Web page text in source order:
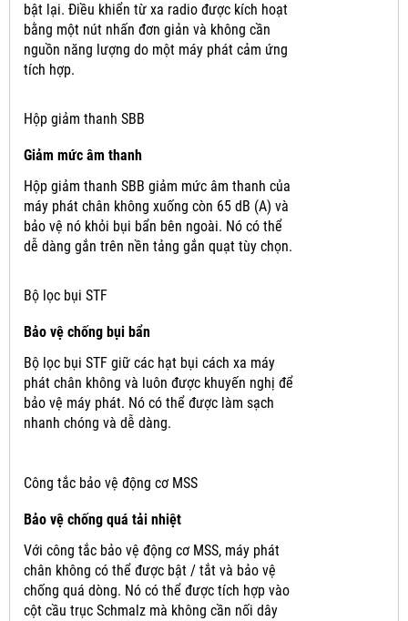
bật lại. Điều khiển từ xa radio được kích hoạt
bằng một nút nhấn đơn giản và không cần
nguồn năng lượng do một máy phát cảm ứng
tích hợp.
Hộp giảm thanh SBB
Giảm mức âm thanh
Hộp giảm thanh SBB giảm mức âm thanh của
máy phát chân không xuống còn 65 dB (A) và
bảo vệ nó khỏi bụi bẩn bên ngoài. Nó có thể
dễ dàng gắn trên nền tảng gắn quạt tùy chọn.
Bộ lọc bụi STF
Bảo vệ chống bụi bẩn
Bộ lọc bụi STF giữ các hạt bụi cách xa máy
phát chân không và luôn được khuyến nghị để
bảo vệ máy phát. Nó có thể được làm sạch
nhanh chóng và dễ dàng.
Công tắc bảo vệ động cơ MSS
Bảo vệ chống quá tải nhiệt
Với công tắc bảo vệ động cơ MSS, máy phát
chân không có thể được bật / tắt và bảo vệ
chống quá dòng. Nó có thể được tích hợp vào
cột cầu trục Schmalz mà không cần nối dây